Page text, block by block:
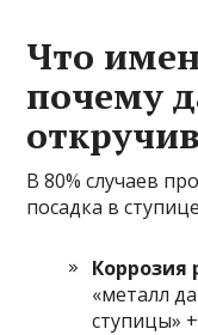
Что
почему
В 80% случаев
посадка в
Коррозия
«металл
ступицы»